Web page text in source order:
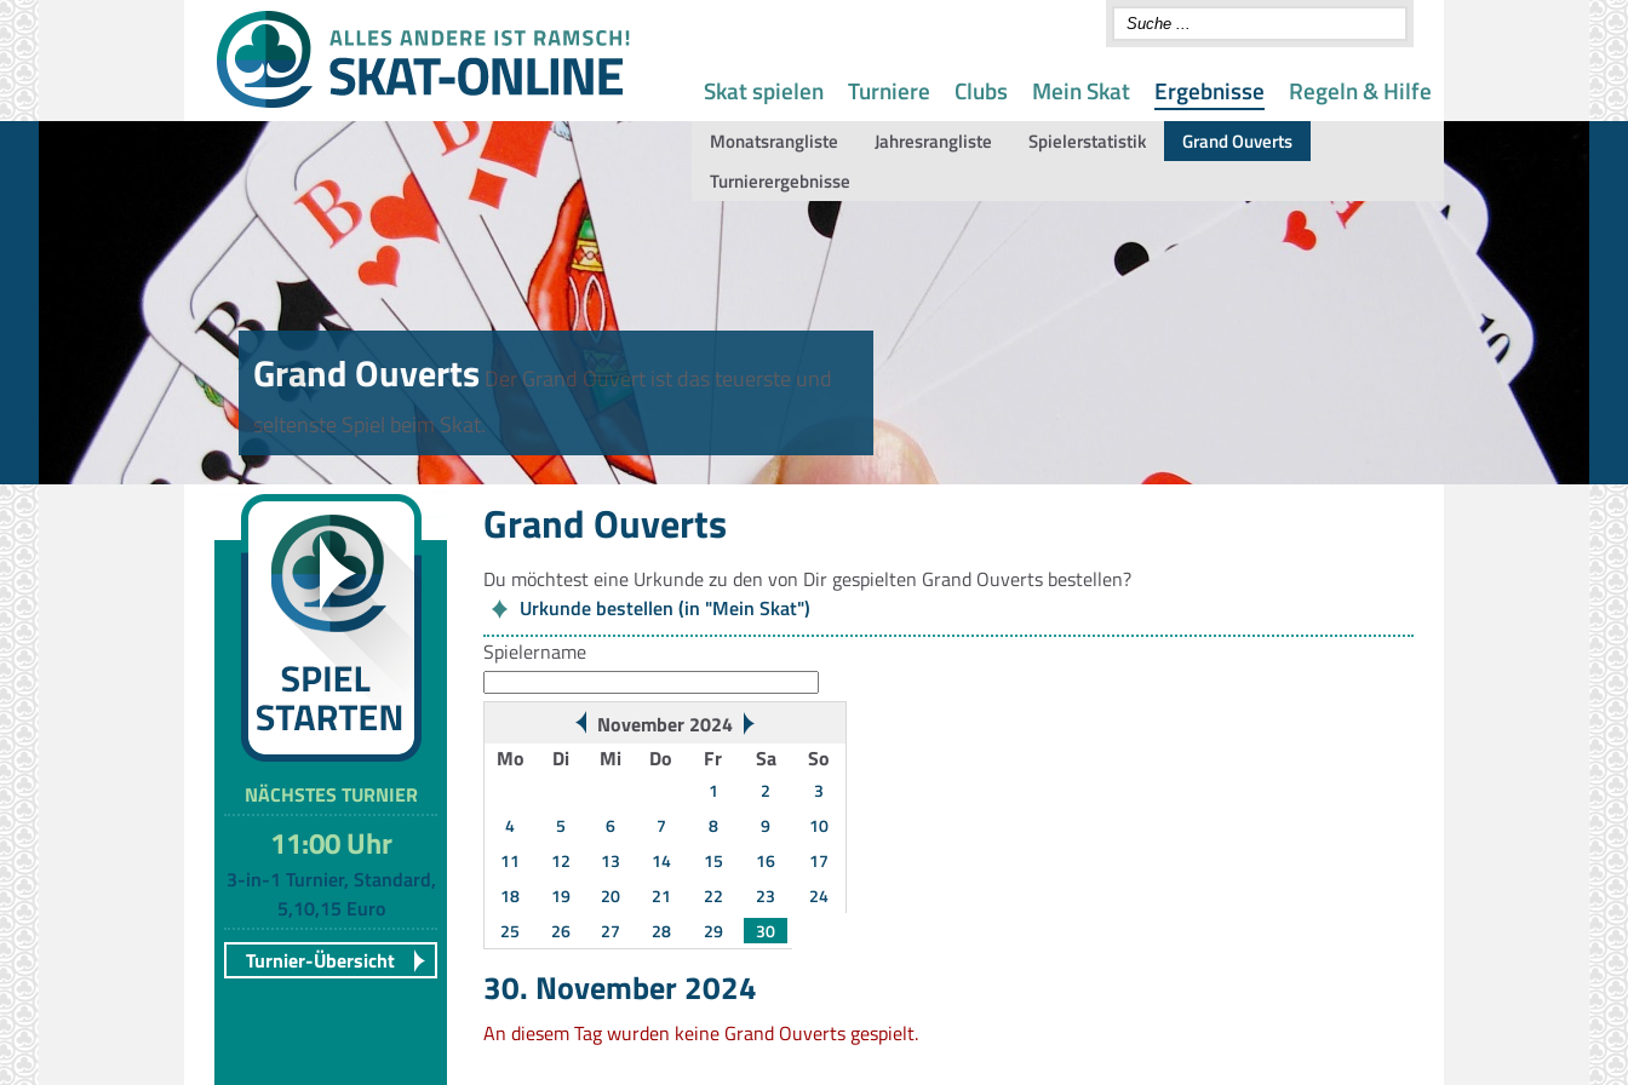
Skat spielen Turniere Clubs Mein Skat Ergebnisse
Monatsrangliste Jahresrangliste Spielerstatistik
Grand Ouverts
Turnierergebnisse
Regeln & Hilfe
Grand Ouverts Der Grand Ouvert ist das teuerste und
seltenste Spiel beim Skat.
NÄCHSTES TURNIER
11:00 Uhr
3-in-1 Turnier, Standard,
5,10,15 Euro
Turnier-Übersicht
Grand Ouverts
Du möchtest eine Urkunde zu den von Dir gespielten Grand Ouverts bestellen?
Urkunde bestellen (in "Mein Skat")
Spielername
November 2024
Mo
Di Mi Do Fr Sa So
1 2
3
4
5 6 7 8 9
10
11
12 13 14 15 16
17
18
19 20 21 22 23
24
25
26 27 28 29 30
30. November 2024
An diesem Tag wurden keine Grand Ouverts gespielt.